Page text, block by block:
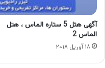
آگهی هتل 5 ستاره الماس ، هتل
الماس 2
۱۸ آوریل ۲۰۱۸